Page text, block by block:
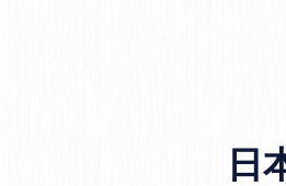
日